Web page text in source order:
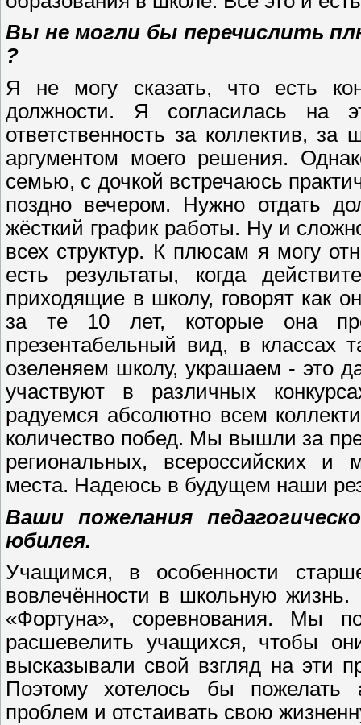
Вы не могли бы перечислить
?
Я не могу сказать, что есть
должности. Я согласилась на
ответственность за коллектив,
аргументом моего решения.
семью, с дочкой встречаюсь
поздно вечером. Нужно отдать
жёсткий график работы. Ну и
всех структур. К плюсам я могу
есть результаты, когда
приходящие в школу, говорят как
за те 10 лет, которые она
презентабельный вид, в
озеленяем школу, украшаем - это
участвуют в различных
радуемся абсолютно всем
количество побед. Мы вышли за
региональных, всероссийских и
места. Надеюсь в будущем наши
Ваши пожелания
юбилея.
Учащимся, в особенности
вовлечённости в школьную
«Фортуна», соревнования. Мы
расшевелить учащихся, чтобы
высказывали свой взгляд на эти
Поэтому хотелось бы пожелать
проблем и отстаивать свою